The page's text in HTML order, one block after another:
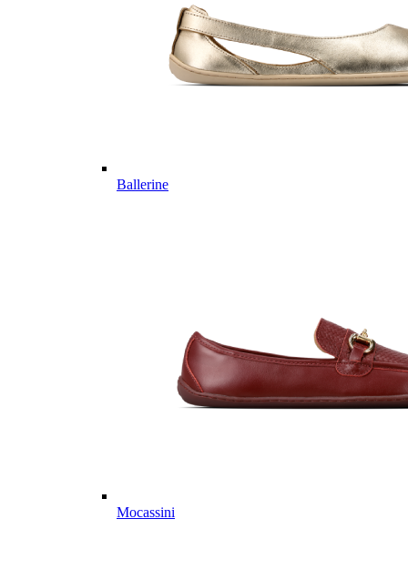
Ballerine
Mocassini